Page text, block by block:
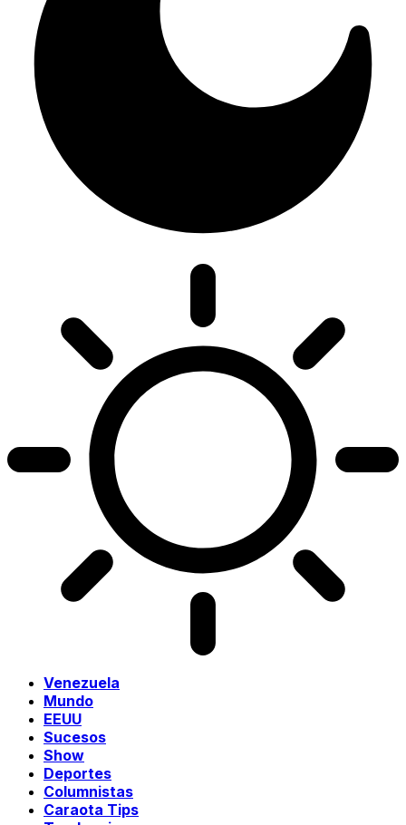
Venezuela
Mundo
EEUU
Sucesos
Show
Deportes
Columnistas
Caraota Tips